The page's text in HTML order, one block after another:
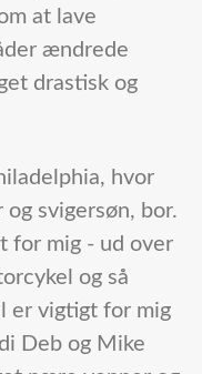
at lave
ændrede
drastisk og
hvor
svigersøn, bor.
for mig - ud over
og så
er vigtigt for mig
Deb og Mike